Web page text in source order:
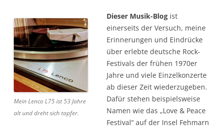
Mein Lenco L75 ist 53 Jahre
alt und dreht sich tapfer.
Dieser Musik-Blog ist
einerseits der Versuch, meine
Erinnerungen und Eindrücke
über erlebte deutsche Rock-
Festivals der frühen 1970er
Jahre und viele Einzelkonzerte
ab dieser Zeit wiederzugeben.
Dafür stehen beispielsweise
Namen wie das „Love & Peace
Festival“ auf der Insel Fehmarn